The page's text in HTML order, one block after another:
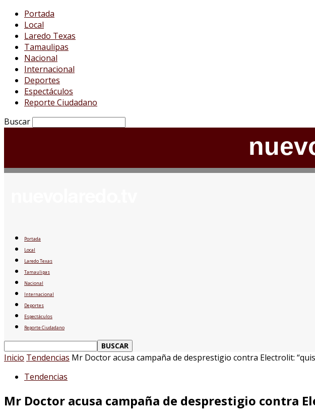
Portada
Local
Laredo Texas
Tamaulipas
Nacional
Internacional
Deportes
Espectáculos
Reporte Ciudadano
Buscar
Portada
Local
Laredo Texas
Tamaulipas
Nacional
Internacional
Deportes
Espectáculos
Reporte Ciudadano
Inicio Tendencias Mr Doctor acusa campaña de desprestigio contra Electrolit:
Tendencias
Mr Doctor acusa campaña de desprestigio contra